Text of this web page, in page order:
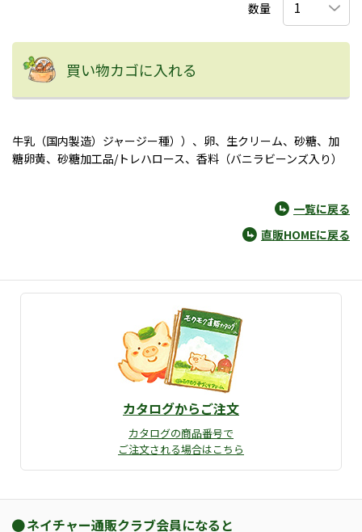
数量
買い物カゴに入れる
牛乳（国内製造）ジャージー種））、卵、生クリーム、砂糖、加
糖卵黄、砂糖加工品/トレハロース、香料（バニラビーンズ入り）
一覧に戻る
直販HOMEに戻る
カタログからご注文
カタログの商品番号で
ご注文される場合はこちら
ネイチャー通販クラブ会員になると